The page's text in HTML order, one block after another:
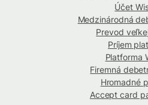
Účet
Medzinárodná
Prevod
Príjem
Platforma
Firemná
Hromadné
Accept card